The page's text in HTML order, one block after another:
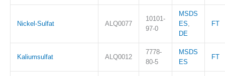
Nickel-Sulfat ALQ0077
10101-
97-0
MSDS
ES,
DE
FT
Kaliumsulfat ALQ0012
7778-
80-5
MSDS
ES
FT